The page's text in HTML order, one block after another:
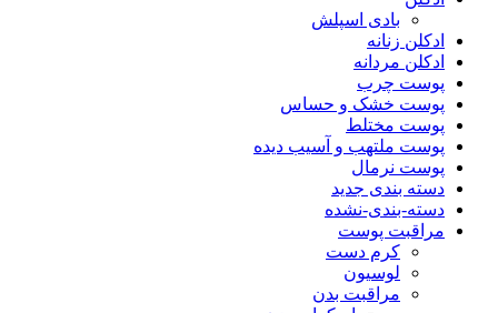
بادی اسپلش
ادکلن زنانه
ادکلن مردانه
پوست چرب
پوست خشک و حساس
پوست مختلط
پوست ملتهب و آسیب دیده
پوست نرمال
دسته بندی جدید
دسته-بندی-نشده
مراقبت پوست
کرم دست
لوسیون
مراقبت بدن